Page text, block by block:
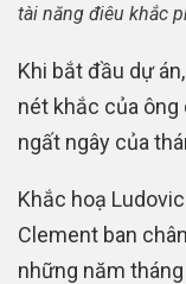
tài năng điêu khắc
Khi bắt đầu dự
nét khắc của
ngất ngây của
Khắc hoạ
Clement ban
những năm